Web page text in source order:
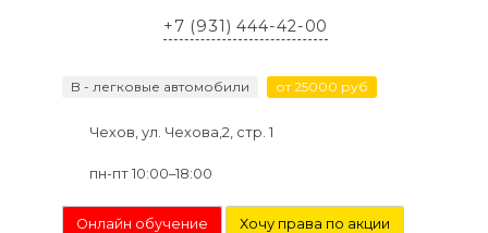
+7 (931) 444-42-00
B - легковые автомобили от 25000 руб
Чехов, ул. Чехова,2, стр. 1
пн-пт 10:00–18:00
Онлайн обучение Хочу права по акции